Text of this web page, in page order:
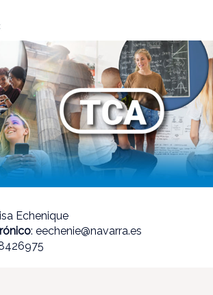
Echenique
: eechenie@navarra.es